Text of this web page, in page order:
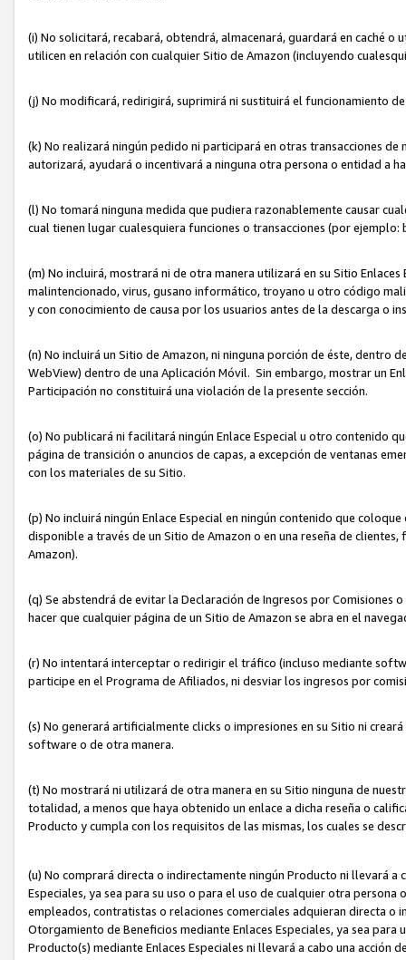
(i) No solicitará, recabará, obtendrá, almacenará, guardará en caché
utilicen en relación con cualquier Sitio de Amazon (incluyendo
(j) No modificará, redirigirá, suprimirá ni sustituirá el funcionamiento
(k) No realizará ningún pedido ni participará en otras transacciones
autorizará, ayudará o incentivará a ninguna otra persona o entidad a
(l) No tomará ninguna medida que pudiera razonablemente causar
cual tienen lugar cualesquiera funciones o transacciones (por
(m) No incluirá, mostrará ni de otra manera utilizará en su Sitio
malintencionado, virus, gusano informático, troyano u otro código
y con conocimiento de causa por los usuarios antes de la descarga
(n) No incluirá un Sitio de Amazon, ni ninguna porción de éste,
WebView) dentro de una Aplicación Móvil. Sin embargo, mostrar un
Participación no constituirá una violación de la presente sección.
(o) No publicará ni facilitará ningún Enlace Especial u otro contenido
página de transición o anuncios de capas, a excepción de ventanas
con los materiales de su Sitio.
(p) No incluirá ningún Enlace Especial en ningún contenido que
disponible a través de un Sitio de Amazon o en una reseña de
Amazon).
(q) Se abstendrá de evitar la Declaración de Ingresos por
hacer que cualquier página de un Sitio de Amazon se abra en el
(r) No intentará interceptar o redirigir el tráfico (incluso mediante
participe en el Programa de Afiliados, ni desviar los ingresos por
(s) No generará artificialmente clicks o impresiones en su Sitio ni
software o de otra manera.
(t) No mostrará ni utilizará de otra manera en su Sitio ninguna de
totalidad, a menos que haya obtenido un enlace a dicha reseña o
Producto y cumpla con los requisitos de las mismas, los cuales se
(u) No comprará directa o indirectamente ningún Producto ni llevará a
Especiales, ya sea para su uso o para el uso de cualquier otra
empleados, contratistas o relaciones comerciales adquieran directa o
Otorgamiento de Beneficios mediante Enlaces Especiales, ya sea
Producto(s) mediante Enlaces Especiales ni llevará a cabo una